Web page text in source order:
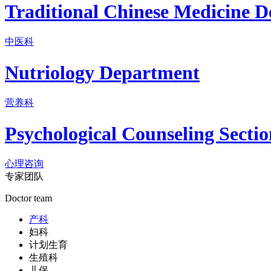
Traditional Chinese Medicine
中医科
Nutriology Department
营养科
Psychological Counseling
心理咨询
专家团队
Doctor team
产科
妇科
计划生育
生殖科